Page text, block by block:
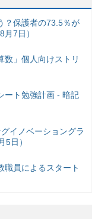
？保護者の73.5％が
7日）
数」個人向けストリ
ート勉強計画 - 暗記
イノベーショングラ
5日）
職員によるスタート